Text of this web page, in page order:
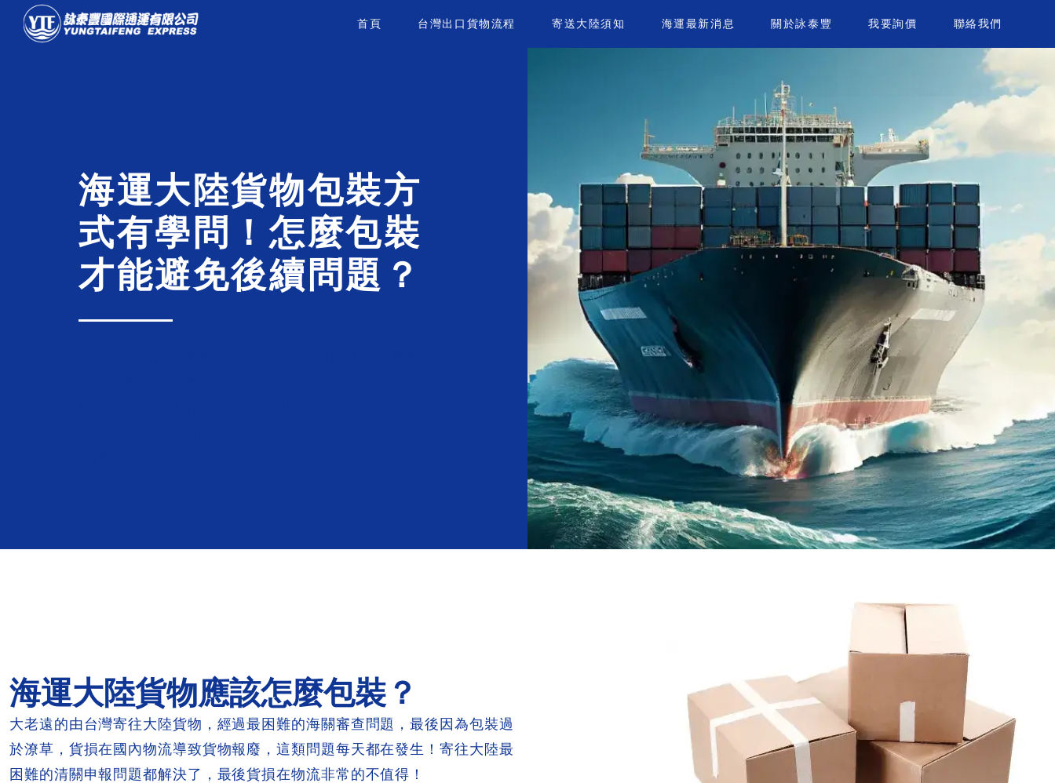
首頁 台灣出口貨物流程 寄送大陸須知 海運最新消息 關於詠泰豐 我要詢價 聯絡我們
海運大陸貨物包裝方
式有學問！怎麼包裝
才能避免後續問題？
海運大陸貨物應該怎麼包裝？
大老遠的由台灣寄往大陸貨物，經過最困難的海關審查問題，最後因為包裝過
於潦草，貨損在國內物流導致貨物報廢，這類問題每天都在發生！寄往大陸最
困難的清關申報問題都解決了，最後貨損在物流非常的不值得！